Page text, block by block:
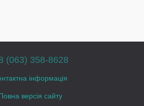
(063) 358-8628
інформація
версія сайту